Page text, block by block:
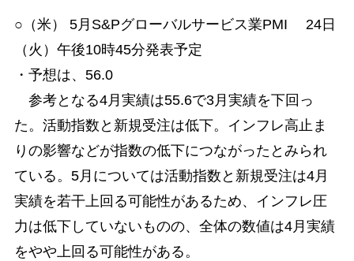
○（米） 5月S&Pグローバルサービス業PMI 24日
（火）午後10時45分発表予定
・予想は、56.0
参考となる4月実績は55.6で3月実績を下回っ
た。活動指数と新規受注は低下。インフレ高止ま
りの影響などが指数の低下につながったとみられ
ている。5月については活動指数と新規受注は4月
実績を若干上回る可能性があるため、インフレ圧
力は低下していないものの、全体の数値は4月実績
をやや上回る可能性がある。